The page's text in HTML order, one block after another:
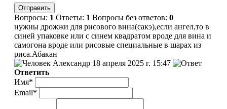
Вопросы: 1 Ответы: 1 Вопросы без ответов: 0
нужны дрожжи для рисового вина(сакэ),если ангел,то в
синей упаковке или с синем квадратом вроде для вина и
самогона вроде или рисовые специальные в шарах из
риса.Абакан
Александр 18 апреля 2025 г. 15:47
Ответить
Имя*
Email*